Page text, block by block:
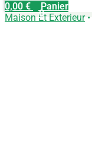
0,00 €
0
Panier
Maison Et Exterieur•